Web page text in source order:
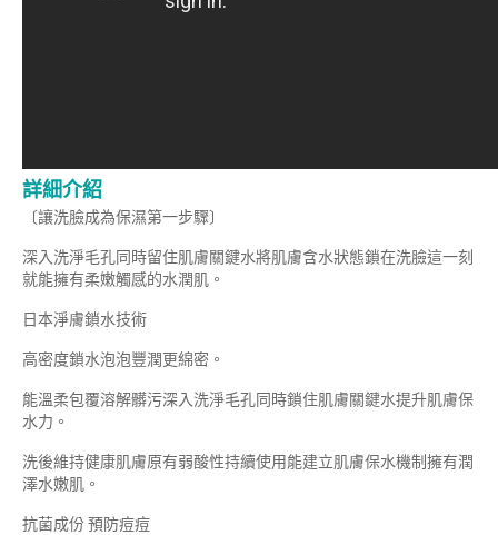
詳細介紹
〔讓洗臉成為保濕第一步驟〕
深入洗淨毛孔同時留住肌膚關鍵水將肌膚含水狀態鎖在洗臉這一刻
就能擁有柔嫩觸感的水潤肌。
日本淨膚鎖水技術
高密度鎖水泡泡豐潤更綿密。
能溫柔包覆溶解髒污深入洗淨毛孔同時鎖住肌膚關鍵水提升肌膚保
水力。
洗後維持健康肌膚原有弱酸性持續使用能建立肌膚保水機制擁有潤
澤水嫩肌。
抗菌成份 預防痘痘